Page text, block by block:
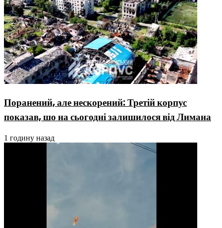
Поранений, але нескорений: Третій корпус
показав, шо на сьогодні залишилося від Лимана
1 годину назад